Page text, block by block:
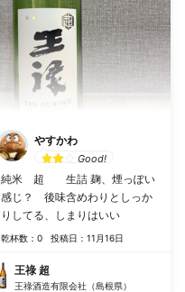
やすかわ
Good!
純米 超 生詰 麹、煙っぽい
感じ？ 後味含めわりとしっか
りしてる、しまりはいい
乾杯数：0 投稿日：11月16日
王祿 超
王祿酒造有限会社（島根県）